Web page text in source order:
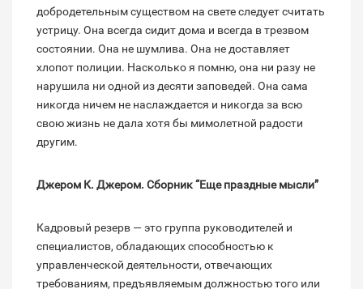
добродетельным существом на свете следует считать
устрицу. Она всегда сидит дома и всегда в трезвом
состоянии. Она не шумлива. Она не доставляет
хлопот полиции. Насколько я помню, она ни разу не
нарушила ни одной из десяти заповедей. Она сама
никогда ничем не наслаждается и никогда за всю
свою жизнь не дала хотя бы мимолетной радости
другим.
Джером К. Джером. Сборник “Еще праздные мысли”
Кадровый резерв — это группа руководителей и
специалистов, обладающих способностью к
управленческой деятельности, отвечающих
требованиям, предъявляемым должностью того или